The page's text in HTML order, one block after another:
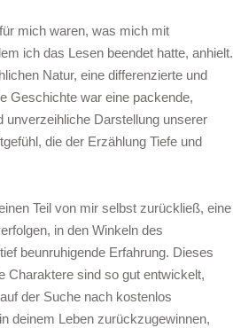
mich waren, was mich mit
ich das Lesen beendet hatte, anhielt.
Natur, eine differenzierte und
Geschichte war eine packende,
unverzeihliche Darstellung unserer
die der Erzählung Tiefe und
Teil von mir selbst zurückließ, eine
in den Winkeln des
beunruhigende Erfahrung. Dieses
Charaktere sind so gut entwickelt,
der Suche nach kostenlos
deinem Leben zurückzugewinnen,